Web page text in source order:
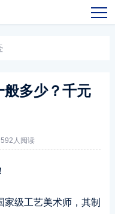
般多少？千元
592人阅读
家级工艺美术师，其制